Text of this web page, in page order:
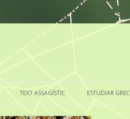
TEXT ASSAGÍSTIC ESTUDIAR GREC